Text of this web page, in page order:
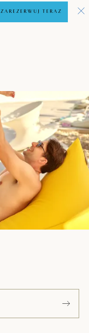
ZAREZERWUJ TERAZ